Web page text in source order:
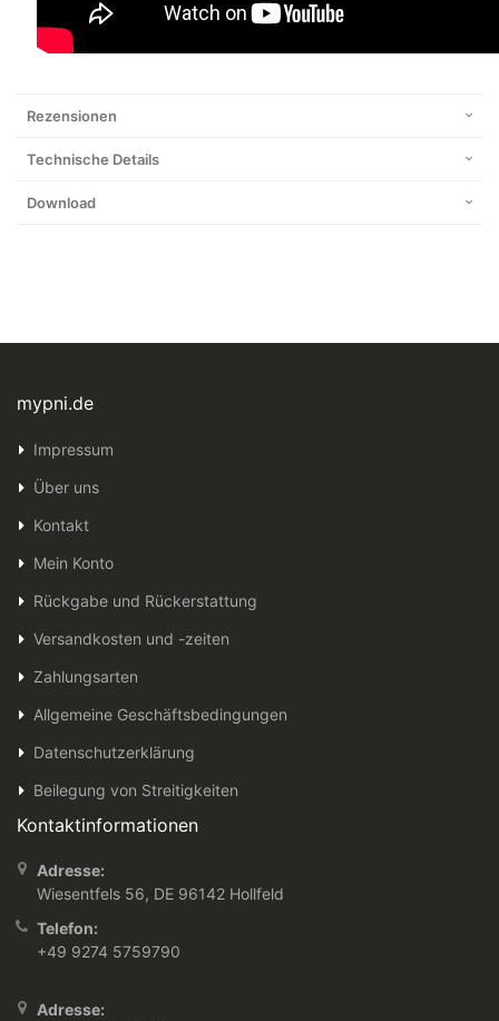
Rezensionen
Technische Details
Download
mypni.de
Impressum
Über uns
Kontakt
Mein Konto
Rückgabe und Rückerstattung
Versandkosten und -zeiten
Zahlungsarten
Allgemeine Geschäftsbedingungen
Datenschutzerklärung
Beilegung von Streitigkeiten
Kontaktinformationen
Adresse:
Wiesentfels 56, DE 96142 Hollfeld
Telefon:
+49 9274 5759790
Adresse: